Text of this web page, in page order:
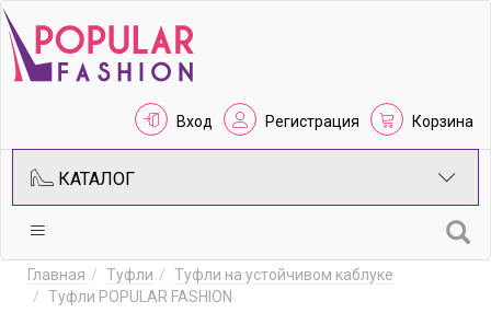
Вход Регистрация Корзина
КАТАЛОГ
Главная Туфли
Туфли на устойчивом каблуке
Туфли POPULAR FASHION